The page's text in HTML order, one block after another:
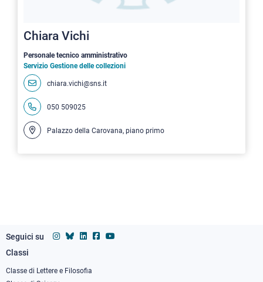
Chiara Vichi
Personale tecnico amministrativo
Servizio Gestione delle collezioni
chiara.vichi@sns.it
050 509025
Palazzo della Carovana, piano primo
Seguici su
Footer
column
Classi
Classe di Lettere e Filosofia